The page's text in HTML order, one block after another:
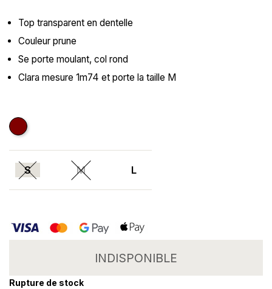
Top transparent en dentelle
Couleur prune
Se porte moulant, col rond
Clara mesure 1m74 et porte la taille M
Bordeaux
S M L
INDISPONIBLE
Rupture de stock